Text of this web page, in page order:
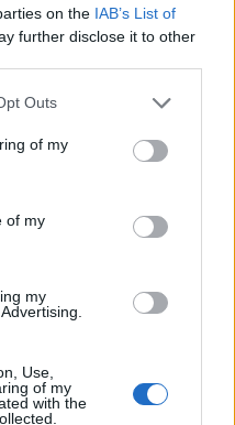
on the IAB’s List of
further disclose it to other
uses one or more Google
You may click to
its third-party tags to
purposes in below Google
Outs
of my
of my
my
Use,
of my
with the
και αγνοουμε την
ακόμη βρίσκονται σε
τους γείτονες Ιταλούς ή
;